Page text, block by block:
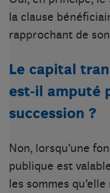
la clause
rapprochant de
Le capital
est-il amputé
succession ?
Non, lorsqu’une
publique est
les sommes